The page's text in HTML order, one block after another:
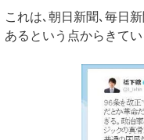
これは､朝日新聞､毎日
あるという点からきてい